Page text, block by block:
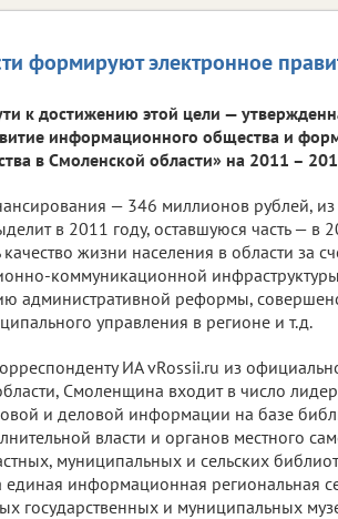
формируют электронное
к достижению этой цели —
информационного общества и
в Смоленской области» на 2011 –
— 346 миллионов рублей,
в 2011 году, оставшуюся часть — в
жизни населения в области за
коммуникационной
административной реформы,
управления в регионе и т.д.
ИА vRossii.ru из
Смоленщина входит в число
и деловой информации на базе
власти и органов местного
муниципальных и сельских
информационная региональная
государственных и муниципальных